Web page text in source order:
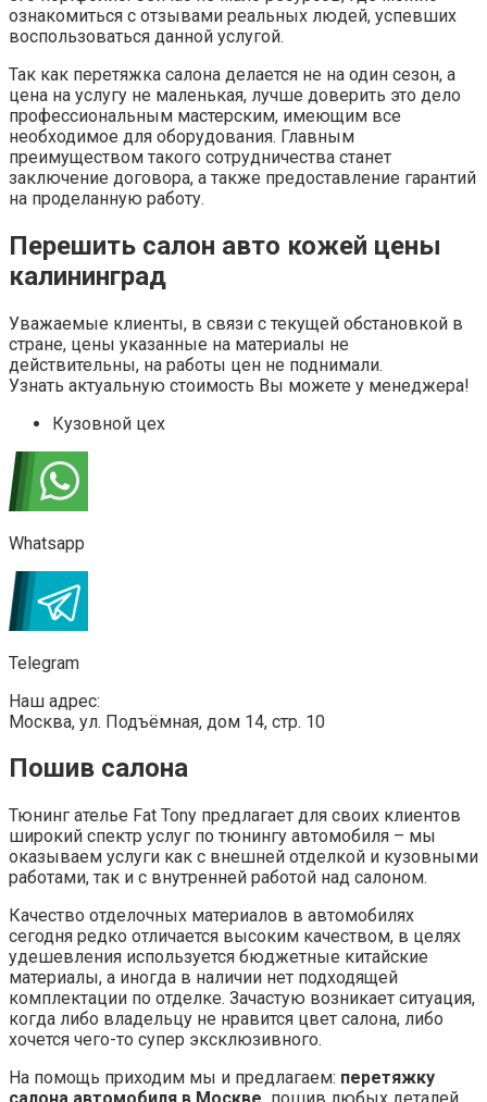
Whatsapp
Telegram
Наш адрес:
Москва, ул. Подъёмная, дом 14, стр. 10
Тюнинг ателье Fat Tony предлагает для своих клиентов
широкий спектр услуг по тюнингу автомобиля – мы
оказываем услуги как с внешней отделкой и кузовными
работами, так и с внутренней работой над салоном.
Качество отделочных материалов в автомобилях
сегодня редко отличается высоким качеством, в целях
удешевления используется бюджетные китайские
материалы, а иногда в наличии нет подходящей
комплектации по отделке. Зачастую возникает ситуация,
когда либо владельцу не нравится цвет салона, либо
хочется чего-то супер эксклюзивного.
На помощь приходим мы и предлагаем:
салона автомобиля в Москве,
интерьера в натуральную кожу и оригинальную
алькантару!
Если вам не нравится качество отделки салона
автомобиля, он пришел в негодность из-за условий
эксплуатации или вы просто желаете обновить его, то
наши мастера помогут вам воплотить любой дизайн.
Не только при ремонте в жилых домах есть
определённые правила подбора отделочных
материалов: создать уникальный и стильный интерьер
можно и внутри вашего автомобиля. Наши дизайн
автомобильных выставках.
Позаботьтесь о своем комфорте – качественная
профессиональная отделка значительно улучшит ваше
время пребывания в пути и поможет создать лучшие
условия для передвижения.
Наши услуги